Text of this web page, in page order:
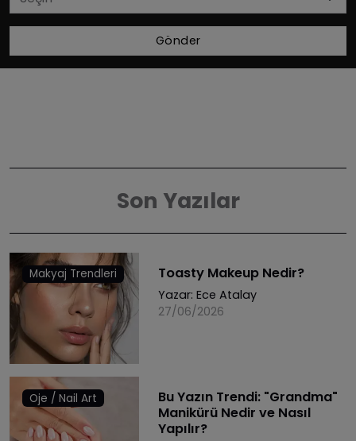
Gönder
Son Yazılar
Makyaj Trendleri Toasty Makeup Nedir?
Yazar: Ece Atalay
27/06/2026
Oje / Nail Art
Bu Yazın Trendi: "Grandma"
Manikürü Nedir ve Nasıl
Yapılır?